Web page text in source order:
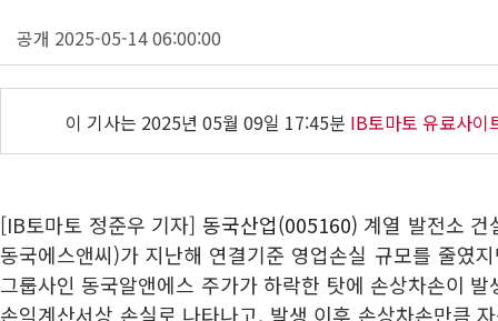
공개 2025-05-14 06:00:00
이 기사는 2025년 05월 09일 17:45분 IB토마토 유료사이
[IB토마토 정준우 기자] 동국산업(005160) 계열 발전소
동국에스앤씨)가 지난해 연결기준 영업손실 규모를 줄였
그룹사인 동국알앤에스 주가가 하락한 탓에 손상차손이
손익계산서상 손실로 나타나고, 발생 이후 손상차손만큼